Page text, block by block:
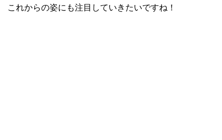
これからの姿にも注目していきたいですね！